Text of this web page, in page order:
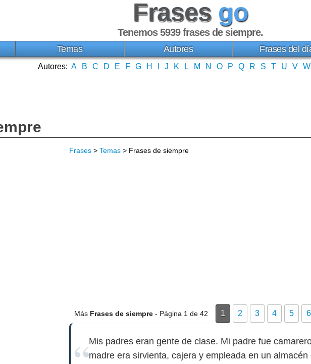
Frases go
Tenemos 5939frases de siempre.
Temas Autores Frases del
Autores: A B C D E F G H J K L M N O P Q R S T U V W
Frases > Temas > Frases de siempre
Más Frases de siempre - Página 1 de 42 1 2 3 4 5 6
Mis padres eran gente de clase. Mi padre fue
madre era sirvienta, cajera y empleada en un